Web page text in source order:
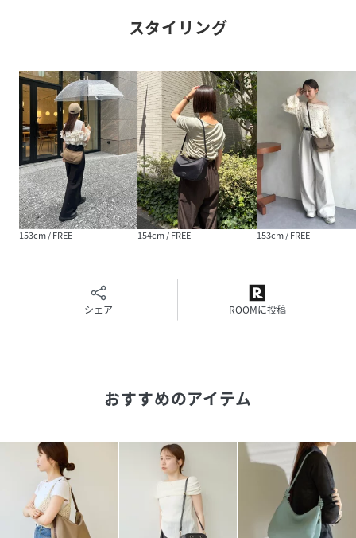
ナイロンバッグを合わせることで、程よい「抜け感」が生ま
ーパードパンツといった王道の通勤スタイルに、ベージュの
バッグを斜めがけ。
かっちりしすぎない、親しみやすさのあるお仕事コーデに。
▼休日スタイル
定番のデニムスタイルも、このバッグを合わせるだけでぐっ
と洗練された印象に。
ロゴTシャツにストレートデニムといったシンプルな組み合
わせに、レザーの質感が際立つこのバッグを持つだけで、ラ
≪収納の目安≫
・500mlペットボトル
＜仕様＞
内装ポケット：オープンポケット×1
外装ポケット：オープンポケット×1
スタイリング
153cm / FREE 154cm / FREE 153cm / FREE
シェア ROOMに投稿
おすすめのアイテム